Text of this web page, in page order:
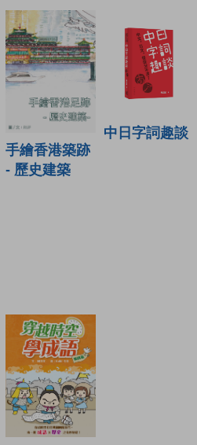
手繪香港築跡
- 歷史建築
中日字詞趣談